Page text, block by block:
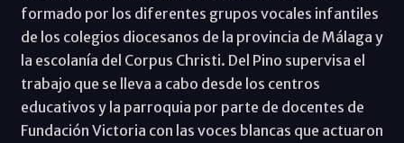
formado por los diferentes grupos vocales infantiles
de los colegios diocesanos de la provincia de Málaga y
la escolanía del Corpus Christi. Del Pino supervisa el
trabajo que se lleva a cabo desde los centros
educativos y la parroquia por parte de docentes de
Fundación Victoria con las voces blancas que actuaron